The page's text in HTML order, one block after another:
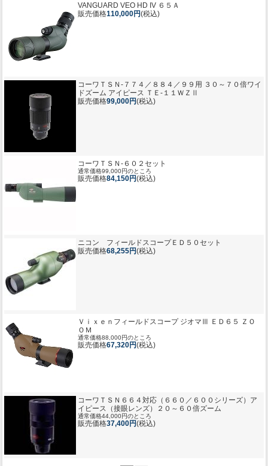
VANGUARD VEO HD IV ６５Ａ
販売価格110,000円(税込)
コーワＴＳＮ-７７４／８８４／９９用 ３０～７０倍ワイ
ドズーム アイピース ＴＥ-１１ＷＺⅡ
販売価格99,000円(税込)
コーワＴＳＮ-６０２セット
通常価格99,000円のところ
販売価格84,150円(税込)
ニコン フィールドスコープＥＤ５０セット
販売価格68,255円(税込)
Ｖｉｘｅｎフィールドスコープ ジオマⅢ ＥＤ６５ ＺＯ
ＯＭ
通常価格88,000円のところ
販売価格67,320円(税込)
コーワＴＳＮ６６４対応（６６０／６００シリーズ）ア
イピース（接眼レンズ）２０～６０倍ズーム
通常価格44,000円のところ
販売価格37,400円(税込)